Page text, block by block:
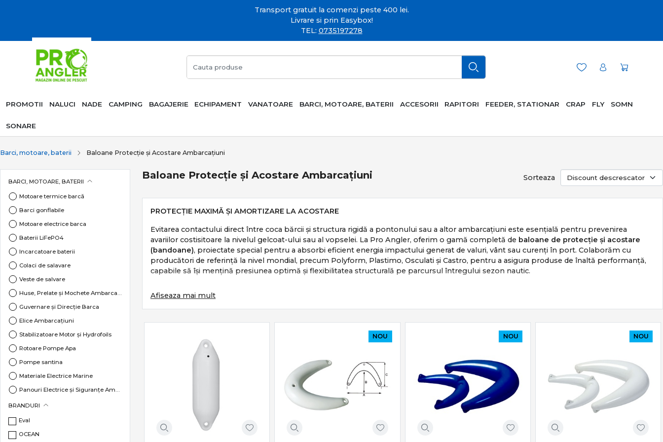
Transport gratuit la comenzi peste 400 lei.
Livrare si prin Easybox!
TEL: 0735197278
PROMOTII NALUCI NADE CAMPING BAGAJERIE ECHIPAMENT VANATOARE BARCI, MOTOARE, BATERII ACCESORII RAPITORI FEEDER, STATIONAR CRAP FLY SOMN
SONARE
Barci, motoare, baterii Baloane Protecție și Acostare Ambarcațiuni
BARCI, MOTOARE, BATERII
Motoare termice barcă
Barci gonflabile
Motoare electrice barca
Baterii LiFePO4
Incarcatoare baterii
Colaci de salavare
Veste de salvare
Huse, Prelate și Mochete Ambarcațiuni
Guvernare și Direcție Barca
Elice Ambarcațiuni
Stabilizatoare Motor și Hydrofoils
Rotoare Pompe Apa
Pompe santina
Materiale Electrice Marine
Panouri Electrice și Siguranțe Ambarcațiuni
Echipamente Peridoc
Ancore & ancore deriva
BRANDURI
Eval
OCEAN
Baloane Protecție și Acostare Ambarcațiuni Sorteaza
PROTECȚIE MAXIMĂ ȘI AMORTIZARE LA ACOSTARE
Evitarea contactului direct între coca bărcii și structura rigidă a pontonului sau a altor ambarcațiuni este esențială pentru prevenirea
avariilor costisitoare la nivelul gelcoat-ului sau al vopselei. La Pro Angler, oferim o gamă completă de baloane de protecție și acostare
(bandoane), proiectate special pentru a absorbi eficient energia impactului generat de valuri, vânt sau curenți în port. Colaborăm cu
producători de referință la nivel mondial, precum Polyform, Plastimo, Osculati și Castro, pentru a asigura produse de înaltă performanță,
capabile să își mențină presiunea optimă și flexibilitatea structurală pe parcursul întregului sezon nautic.
Fiecare balon de protecție din selecția noastră este fabricat conform unor standarde riguroase de rezistență marină pentru o indexare
▬ Materiale Heavy-Duty: Construcție din PVC flexibil sau cauciuc rezistent la hidrocarburi, presiune mecanică mare și abraziune repetată.
▬ Rezistență UV și Chimică: Formule speciale de material care previn decolorarea, crăparea sau lipirea suprafeței în urma expunerii
▬ Supape de Înaltă Siguranță: Valve metalice sau din plastic compozit rezistent, proiectate pentru a permite umflarea facilă și a preveni
▬ Ochiuri de Prindere Ranforsate: Capete masive turnate dintr-o singură bucată pentru a rezista la tracțiuni extreme fără a se rupe de pe
frânghia de legătură.
Afiseaza mai mult
NOU NOU NOU